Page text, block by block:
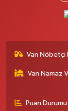
Van Nöbetçi
Van Namaz
Puan